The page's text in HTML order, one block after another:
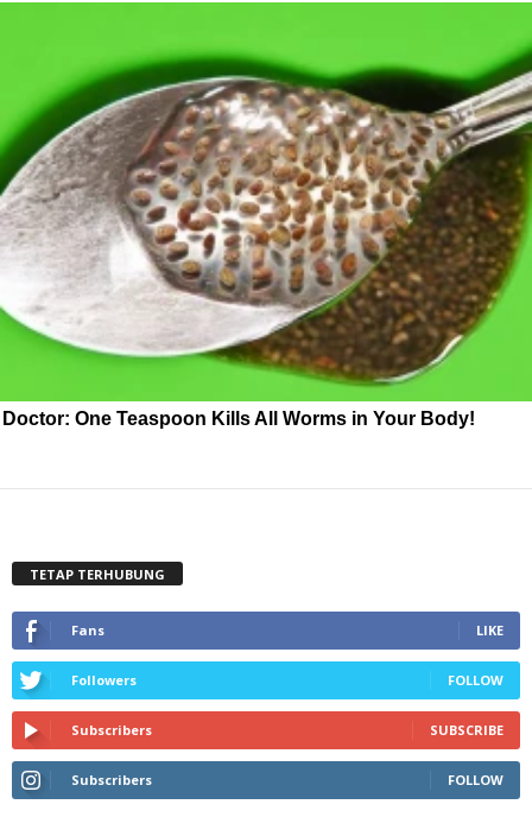
Doctor: One Teaspoon Kills All Worms in Your Body!
TETAP TERHUBUNG
Fans LIKE
Followers FOLLOW
Subscribers SUBSCRIBE
Subscribers FOLLOW